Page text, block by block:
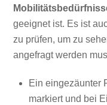
geeignet ist. Es ist
zu prüfen, um zu
angefragt werden
Ein eingezäunter
markiert und bei